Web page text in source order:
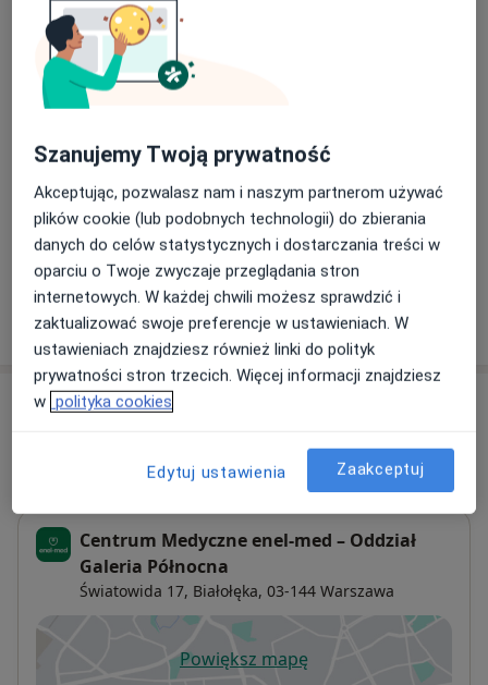
400 zł Szczegóły
Leczenie biologiczne
276 zł Szczegóły
Leczenie kanałowe
520 zł Szczegóły Umów wizytę
+ 8 usług
W jaki sposób ustalane są ceny?
Adresy (2)
Centrum Medyczne enel-med – Oddział
Galeria Północna
Światowida 17, Białołęka, 03-144 Warszawa
Powiększ mapęotwiera się w nowej karcie
Szanujemy Twoją prywatność
Akceptując, pozwalasz nam i naszym partnerom używać
plików cookie (lub podobnych technologii) do zbierania
danych do celów statystycznych i dostarczania treści w
oparciu o Twoje zwyczaje przeglądania stron
internetowych. W każdej chwili możesz sprawdzić i
zaktualizować swoje preferencje w ustawieniach. W
ustawieniach znajdziesz również linki do polityk
prywatności stron trzecich. Więcej informacji znajdziesz
w polityka cookies
Edytuj ustawienia Zaakceptuj